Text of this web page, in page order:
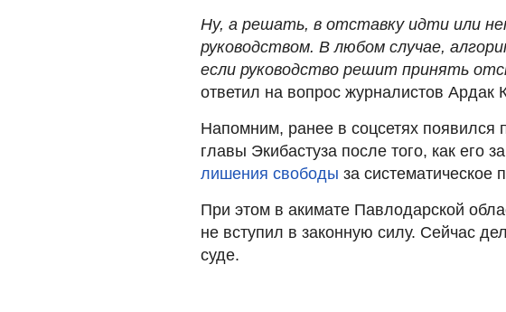
Ну, а решать, в отставку идти или
руководством. В любом случае,
если руководство решит принять
ответил на вопрос журналистов Ардак
Напомним, ранее в соцсетях появился
главы Экибастуза после того, как его
лишения свободы за систематическое
При этом в акимате Павлодарской
не вступил в законную силу. Сейчас
суде.